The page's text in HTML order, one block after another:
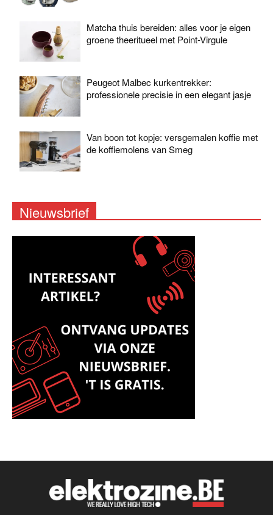
Matcha thuis bereiden: alles voor je eigen
groene theeritueel met Point-Virgule
Peugeot Malbec kurkentrekker:
professionele precisie in een elegant jasje
Van boon tot kopje: versgemalen koffie met
de koffiemolens van Smeg
Nieuwsbrief